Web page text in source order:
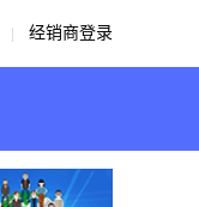
经销商登录